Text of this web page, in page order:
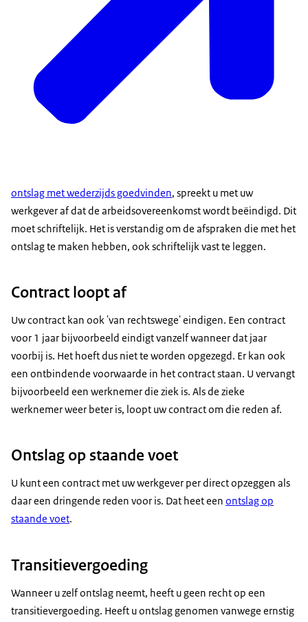
ontslag met wederzijds goedvinden, spreekt u met uw
werkgever af dat de arbeidsovereenkomst wordt beëindigd. Dit
moet schriftelijk. Het is verstandig om de afspraken die met het
ontslag te maken hebben, ook schriftelijk vast te leggen.
Contract loopt af
Uw contract kan ook 'van rechtswege' eindigen. Een contract
voor 1 jaar bijvoorbeeld eindigt vanzelf wanneer dat jaar
voorbij is. Het hoeft dus niet te worden opgezegd. Er kan ook
een ontbindende voorwaarde in het contract staan. U vervangt
bijvoorbeeld een werknemer die ziek is. Als de zieke
werknemer weer beter is, loopt uw contract om die reden af.
Ontslag op staande voet
U kunt een contract met uw werkgever per direct opzeggen als
daar een dringende reden voor is. Dat heet een ontslag op
staande voet.
Transitievergoeding
Wanneer u zelf ontslag neemt, heeft u geen recht op een
transitievergoeding. Heeft u ontslag genomen vanwege ernstig